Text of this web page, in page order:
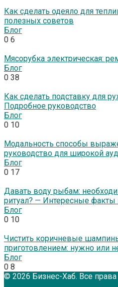
Как сделать одеяло для
полезных советов
Блог
0 6
Мясорубка электрическая:
Блог
0 38
Как сделать подставку для
Подробное руководство
Блог
0 10
Модальность способы
руководство для широкой
Блог
0 17
Давать воду рыбам:
ритуал? — Интересные факты
Блог
0 10
Чистить коричневые
приготовлением: нужно или
Блог
0 8
© 2026 Бизнес-Хаб. Все